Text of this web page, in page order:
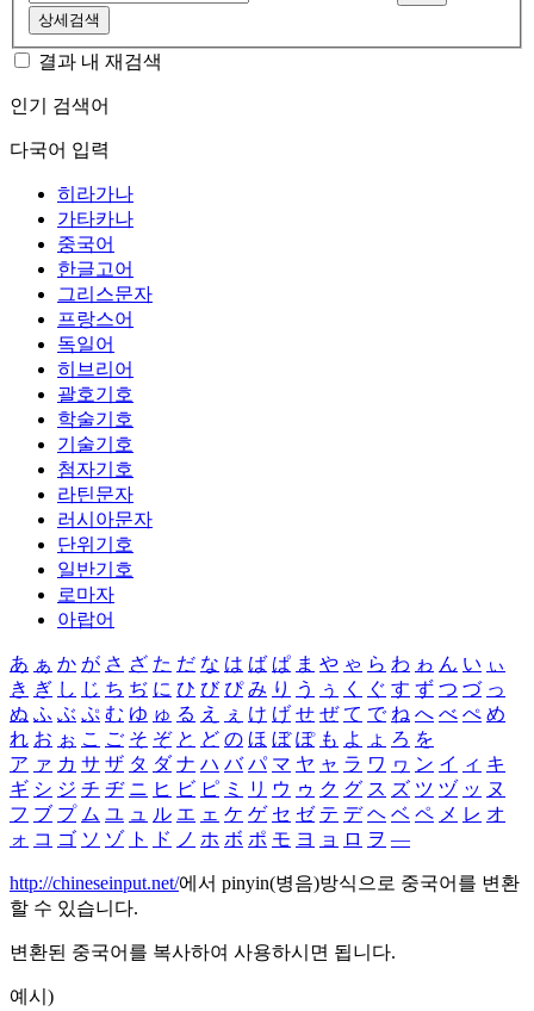
상세검색
결과 내 재검색
인기 검색어
다국어 입력
히라가나
가타카나
중국어
한글고어
그리스문자
프랑스어
독일어
히브리어
괄호기호
학술기호
기술기호
첨자기호
라틴문자
러시아문자
단위기호
일반기호
로마자
아랍어
あ ぁ か が さ ざ た だ な は ば ぱ ま や ゃ ら わ ゎ ん い ぃ
き ぎ し じ ち ぢ に ひ び ぴ み り う ぅ く ぐ す ず つ づ っ
ぬ ふ ぶ ぷ む ゆ ゅ る え ぇ け げ せ ぜ て で ね へ べ ぺ め
れ お ぉ こ ご そ ぞ と ど の ほ ぼ ぽ も よ ょ ろ を
ア ァ カ サ ザ タ ダ ナ ハ バ パ マ ヤ ャ ラ ワ ヮ ン イ ィ キ
ギ シ ジ チ ヂ ニ ヒ ビ ピ ミ リ ウ ゥ ク グ ス ズ ツ ヅ ッ ヌ
フ ブ プ ム ユ ュ ル エ ェ ケ ゲ セ ゼ テ デ ヘ ベ ペ メ レ オ
ォ コ ゴ ソ ゾ ト ド ノ ホ ボ ポ モ ヨ ョ ロ ヲ ―
http://chineseinput.net/에서 pinyin(병음)방식으로 중국어를 변환
할 수 있습니다.
변환된 중국어를 복사하여 사용하시면 됩니다.
예시)